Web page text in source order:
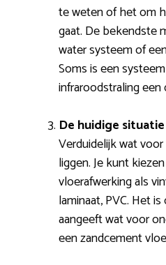
te weten of het om
gaat. De bekendste
water systeem of
Soms is een
infraroodstraling een
De huidige situatie
Verduidelijk wat
liggen. Je kunt
vloerafwerking als
laminaat, PVC. Het
aangeeft wat voor
een zandcement